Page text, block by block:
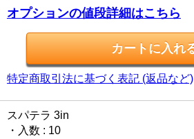
オプションの値段詳細はこちら
特定商取引法に基づく表記 (返品など)
スパテラ 3in
・入数 : 10